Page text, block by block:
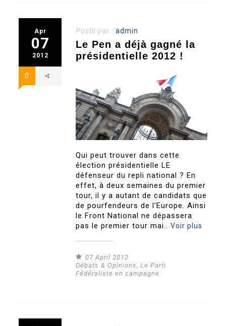
Apr
07
2012
0
Posté par :admin
Le Pen a déjà gagné la
présidentielle 2012 !
Qui peut trouver dans cette
élection présidentielle LE
défenseur du repli national ? En
effet, à deux semaines du premier
tour, il y a autant de candidats que
de pourfendeurs de l’Europe. Ainsi
le Front National ne dépassera
pas le premier tour mai..Voir plus
07 April 2012
Débats & Opinions ,Le Parti
Fédéraliste en campagne